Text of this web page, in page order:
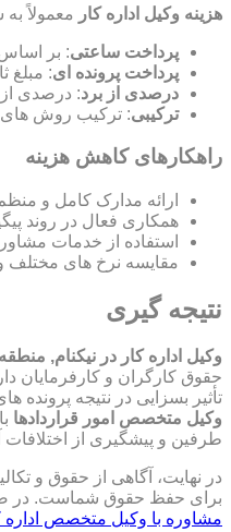
هزینه وکیل اداره کار معمولاً
پرداخت ساعتی: بر
پرداخت پرونده ای: مبلغ
درصدی از برد: درصدی از
ترکیبی: ترکیب روش
راهکارهای کاهش هزینه
ارائه مدارک کامل و
همکاری فعال در روند
استفاده از خدمات
مقایسه نرخ های مختلف
نتیجه گیری
وکیل اداره کار در نیکنام,
حقوق کارگران و کارفرمایان
تأثیر بسزایی در نتیجه پرونده
وکیل متخصص امور قراردادها
طرفین و پیشگیری از اختلافات
در نهایت، آگاهی از حقوق و
برای حفظ حقوق شماست. در
مشاوره با وکیل متخصص اداره